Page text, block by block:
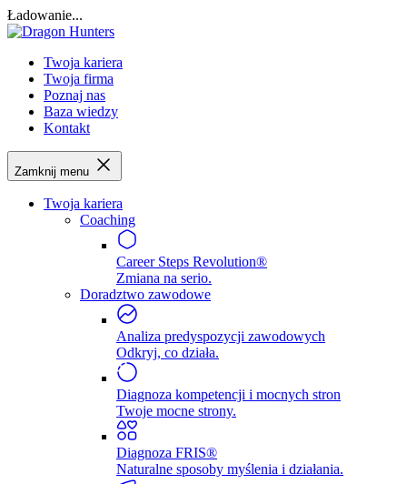
Ładowanie...
Twoja kariera
Twoja firma
Poznaj nas
Baza wiedzy
Kontakt
Zamknij menu
Twoja kariera
Coaching
Career Steps Revolution®
Zmiana na serio.
Doradztwo zawodowe
Analiza predyspozycji zawodowych
Odkryj, co działa.
Diagnoza kompetencji i mocnych stron
Twoje mocne strony.
Diagnoza FRIS®
Naturalne sposoby myślenia i działania.